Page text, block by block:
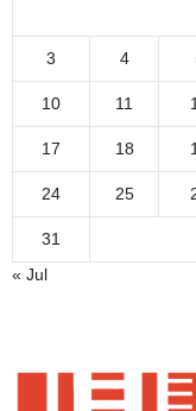
3 4
10 11
17 18
24 25
31
« Jul